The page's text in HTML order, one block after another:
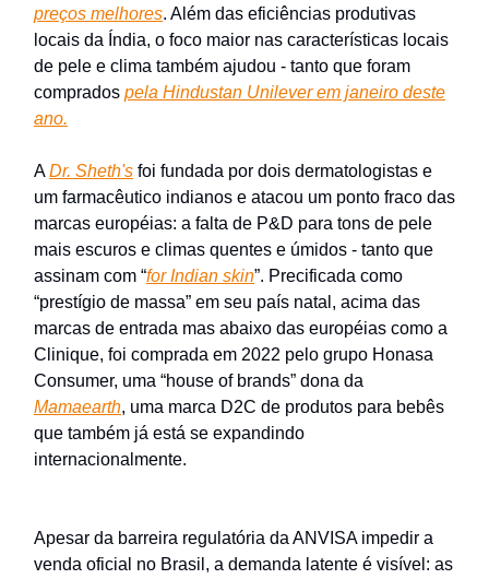
preços melhores. Além das eficiências produtivas
locais da Índia, o foco maior nas características locais
de pele e clima também ajudou - tanto que foram
comprados pela Hindustan Unilever em janeiro deste
ano.
ADr. Sheth's foi fundada por dois dermatologistas e
um farmacêutico indianos e atacou um ponto fraco das
marcas européias: a falta de P&D para tons de pele
mais escuros e climas quentes e úmidos - tanto que
assinam com “for Indian skin”. Precificada como
“prestígio de massa” em seu país natal, acima das
marcas de entrada mas abaixo das européias como a
Clinique, foi comprada em 2022 pelo grupo Honasa
Consumer, uma “house of brands” dona da
Mamaearth, uma marca D2C de produtos para bebês
que também já está se expandindo
internacionalmente.
Apesar da barreira regulatória da ANVISA impedir a
venda oficial no Brasil, a demanda latente é visível: as